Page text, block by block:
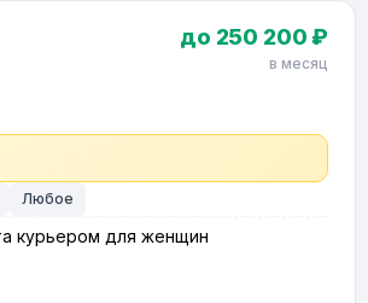
до 250 200 ₽
в месяц
Любое
курьером для женщин